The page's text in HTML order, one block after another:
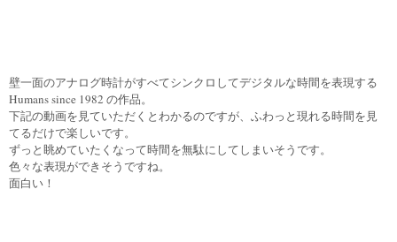
壁一面のアナログ時計がすべてシンクロしてデジタルな時間を表現する
Humans since 1982 の作品。
下記の動画を見ていただくとわかるのですが、ふわっと現れる時間を見
てるだけで楽しいです。
ずっと眺めていたくなって時間を無駄にしてしまいそうです。
色々な表現ができそうですね。
面白い！